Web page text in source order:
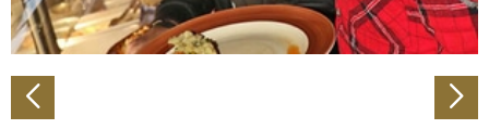
soziale Medien, Werbung und Analysen weiter. Unsere
Partner führen diese Informationen möglicherweise mit
haben oder die sie im Rahmen Ihrer Nutzung der Dienste
gesammelt haben.